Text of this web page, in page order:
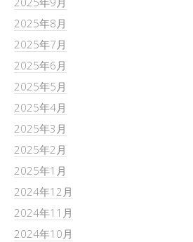
2025年8月
2025年7月
2025年6月
2025年5月
2025年4月
2025年3月
2025年2月
2025年1月
2024年12月
2024年11月
2024年10月